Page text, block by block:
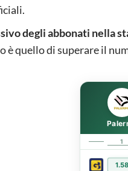
degli abbonati nella
è quello di superare il
1
1.58